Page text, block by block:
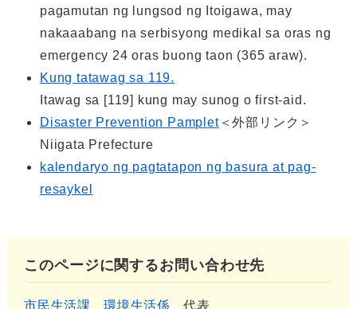
pagamutan ng lungsod ng Itoigawa, may
nakaaabang na serbisyong medikal sa oras ng
emergency 24 oras buong taon (365 araw).
Kung tatawag sa 119.
Itawag sa [119] kung may sunog o first-aid.
Disaster Prevention Pamplet＜外部リンク＞
Niigata Prefecture
kalendaryo ng pagtatapon ng basura at pag-
resaykel
このページに関するお問い合わせ先
市民生活課 環境生活係 代表